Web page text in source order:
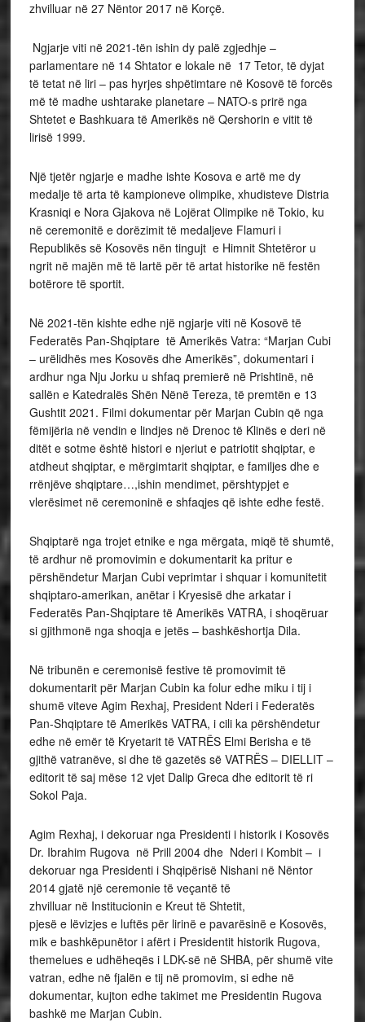
zhvilluar në 27 Nëntor 2017 në Korçë.
Ngjarje viti në 2021-tën ishin dy palë zgjedhje –
parlamentare në 14 Shtator e lokale në 17 Tetor, të dyjat
të tetat në liri – pas hyrjes shpëtimtare në Kosovë të forcës
më të madhe ushtarake planetare – NATO-s prirë nga
Shtetet e Bashkuara të Amerikës në Qershorin e vitit të
lirisë 1999.
Një tjetër ngjarje e madhe ishte Kosova e artë me dy
medalje të arta të kampioneve olimpike, xhudisteve Distria
Krasniqi e Nora Gjakova në Lojërat Olimpike në Tokio, ku
në ceremonitë e dorëzimit të medaljeve Flamuri i
Republikës së Kosovës nën tingujt e Himnit Shtetëror u
ngrit në majën më të lartë për të artat historike në festën
botërore të sportit.
Në 2021-tën kishte edhe një ngjarje viti në Kosovë të
Federatës Pan-Shqiptare të Amerikës Vatra: “Marjan Cubi
– urëlidhës mes Kosovës dhe Amerikës”, dokumentari i
ardhur nga Nju Jorku u shfaq premierë në Prishtinë, në
sallën e Katedralës Shën Nënë Tereza, të premtën e 13
Gushtit 2021. Filmi dokumentar për Marjan Cubin që nga
fëmijëria në vendin e lindjes në Drenoc të Klinës e deri në
ditët e sotme është histori e njeriut e patriotit shqiptar, e
atdheut shqiptar, e mërgimtarit shqiptar, e familjes dhe e
rrënjëve shqiptare…,ishin mendimet, përshtypjet e
vlerësimet në ceremoninë e shfaqjes që ishte edhe festë.
Shqiptarë nga trojet etnike e nga mërgata, miqë të shumtë,
të ardhur në promovimin e dokumentarit ka pritur e
përshëndetur Marjan Cubi veprimtar i shquar i komunitetit
shqiptaro-amerikan, anëtar i Kryesisë dhe arkatar i
Federatës Pan-Shqiptare të Amerikës VATRA, i shoqëruar
si gjithmonë nga shoqja e jetës – bashkëshortja Dila.
Në tribunën e ceremonisë festive të promovimit të
dokumentarit për Marjan Cubin ka folur edhe miku i tij i
shumë viteve Agim Rexhaj, President Nderi i Federatës
Pan-Shqiptare të Amerikës VATRA, i cili ka përshëndetur
edhe në emër të Kryetarit të VATRËS Elmi Berisha e të
gjithë vatranëve, si dhe të gazetës së VATRËS – DIELLIT –
editorit të saj mëse 12 vjet Dalip Greca dhe editorit të ri
Sokol Paja.
Agim Rexhaj, i dekoruar nga Presidenti i historik i Kosovës
Dr. Ibrahim Rugova në Prill 2004 dhe Nderi i Kombit – i
dekoruar nga Presidenti i Shqipërisë Nishani në Nëntor
2014 gjatë një ceremonie të veçantë të
zhvilluar në Institucionin e Kreut të Shtetit,
pjesë e lëvizjes e luftës për lirinë e pavarësinë e Kosovës,
mik e bashkëpunëtor i afërt i Presidentit historik Rugova,
themelues e udhëheqës i LDK-së në SHBA, për shumë vite
vatran, edhe në fjalën e tij në promovim, si edhe në
dokumentar, kujton edhe takimet me Presidentin Rugova
bashkë me Marjan Cubin.